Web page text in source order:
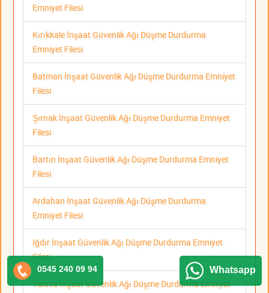
Emniyet Filesi
Kırıkkale İnşaat Güvenlik Ağı Düşme Durdurma
Emniyet Filesi
Batman İnşaat Güvenlik Ağı Düşme Durdurma Emniyet
Filesi
Şırnak İnşaat Güvenlik Ağı Düşme Durdurma Emniyet
Filesi
Bartın İnşaat Güvenlik Ağı Düşme Durdurma Emniyet
Filesi
Ardahan İnşaat Güvenlik Ağı Düşme Durdurma
Emniyet Filesi
Iğdır İnşaat Güvenlik Ağı Düşme Durdurma Emniyet
Filesi
Yalova İnşaat Güvenlik Ağı Düşme Durdurma Emniyet
0545 240 09 94 Whatsapp